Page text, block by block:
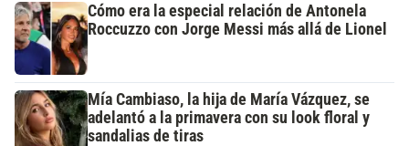
Cómo era la especial relación de Antonela
Roccuzzo con Jorge Messi más allá de Lionel
Mía Cambiaso, la hija de María Vázquez, se
adelantó a la primavera con su look floral y
sandalias de tiras